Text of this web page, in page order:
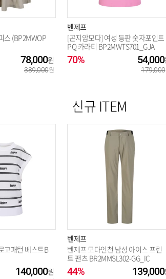
스 (BP2MWOP
78,000
389,000
벤제프
[곤지암모다] 여성 등판 숫자포인트
PQ 카라티 BP2MWTS701_GJA
70% 54,000
179,000
신규 ITEM
고패턴 베스트B
140,000
벤제프
벤제프 모다인천 남성 아이스 프린
트 팬츠 BR2MMSL302-GG_IC
44% 139,000